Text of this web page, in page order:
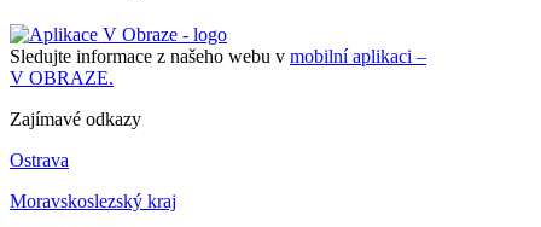
Sledujte informace z našeho webu v mobilní aplikaci –
V OBRAZE.
Zajímavé odkazy
Ostrava
Moravskoslezský kraj